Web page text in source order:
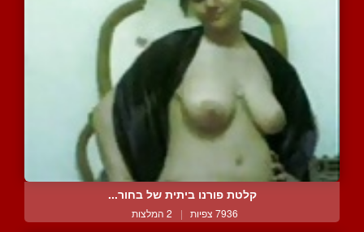
קלטת פורנו ביתית של בחור...
7936 צפיות | 2 המלצות